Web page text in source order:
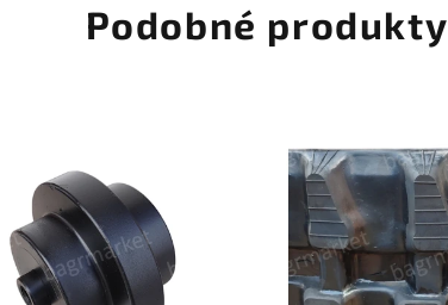
Podobné produkty